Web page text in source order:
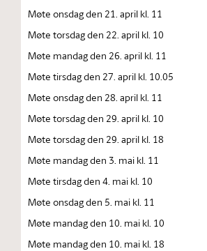
Møte onsdag den 21. april kl. 11
Møte torsdag den 22. april kl. 10
Møte mandag den 26. april kl. 11
Møte tirsdag den 27. april kl. 10.05
Møte onsdag den 28. april kl. 11
Møte torsdag den 29. april kl. 10
Møte torsdag den 29. april kl. 18
Møte mandag den 3. mai kl. 11
Møte tirsdag den 4. mai kl. 10
Møte onsdag den 5. mai kl. 11
Møte mandag den 10. mai kl. 10
Møte mandag den 10. mai kl. 18